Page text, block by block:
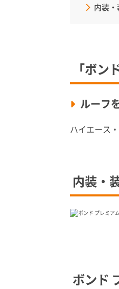
内装
「ボ
ルーフ
ハイエース
内装・
ボンド